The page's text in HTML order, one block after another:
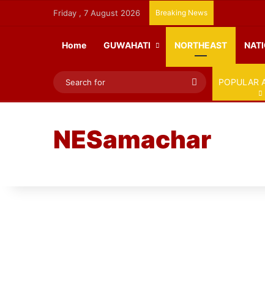
Friday , 7 August 2026 Breaking News
Home GUWAHATI NORTHEAST
Search
for
POPULAR
NESamachar